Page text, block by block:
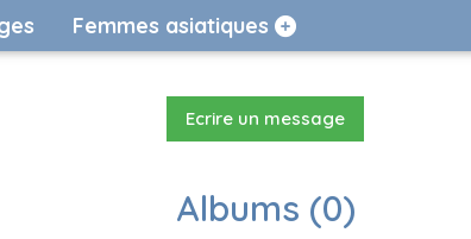
Femmes asiatiques
Ecrire un message
Albums (0)